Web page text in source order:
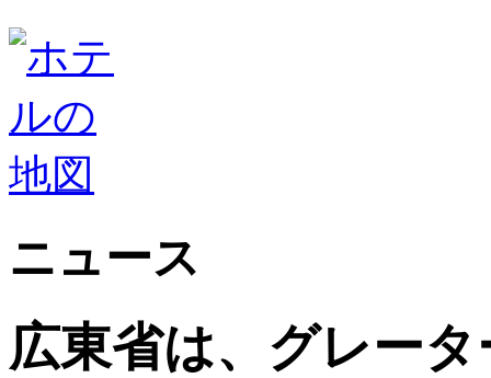
ニュース
広東省は、グレー